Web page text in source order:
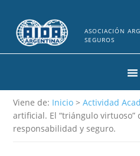
ASOCIACIÓN
SEGUROS
Viene de: Inicio>Actividad
artificial. El “triángulo virtuoso”
responsabilidad y seguro.